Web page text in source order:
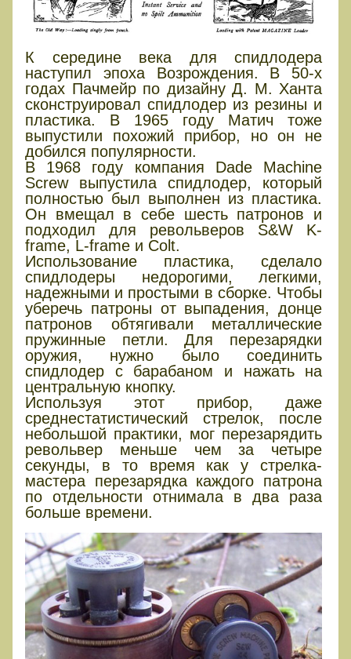
К середине века для спидлодера
наступил эпоха Возрождения. В 50-х
годах Пачмейр по дизайну Д. М. Ханта
сконструировал спидлодер из резины и
пластика. В 1965 году Матич тоже
выпустили похожий прибор, но он не
добился популярности.
В 1968 году компания Dade Machine
Screw выпустила спидлодер, который
полностью был выполнен из пластика.
Он вмещал в себе шесть патронов и
подходил для револьверов S&W K-
frame, L-frame и Colt.
Использование пластика, сделало
спидлодеры недорогими, легкими,
надежными и простыми в сборке. Чтобы
уберечь патроны от выпадения, донце
патронов обтягивали металлические
пружинные петли. Для перезарядки
оружия, нужно было соединить
спидлодер с барабаном и нажать на
центральную кнопку.
Используя этот прибор, даже
среднестатистический стрелок, после
небольшой практики, мог перезарядить
револьвер меньше чем за четыре
секунды, в то время как у стрелка-
мастера перезарядка каждого патрона
по отдельности отнимала в два раза
больше времени.